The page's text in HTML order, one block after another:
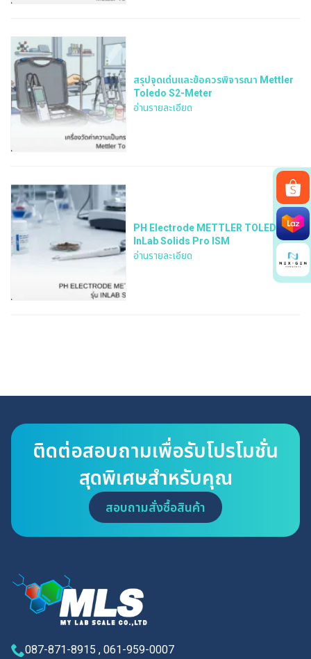
Search
สรุปจุดเด่นและข้อควรพิจารณา Mettler
Toledo S2-Meter
อ่านรายละเอียด
PH Electrode METTLER TOLEDO รุ่น
InLab Solids Pro ISM
อ่านรายละเอียด
ติดต่อสอบถามเพื่อรับโปรโมชั่น
สุดพิเศษสำหรับคุณ
สอบถามสั่งซื้อสินค้า
087-871-8915 , 061-959-0007